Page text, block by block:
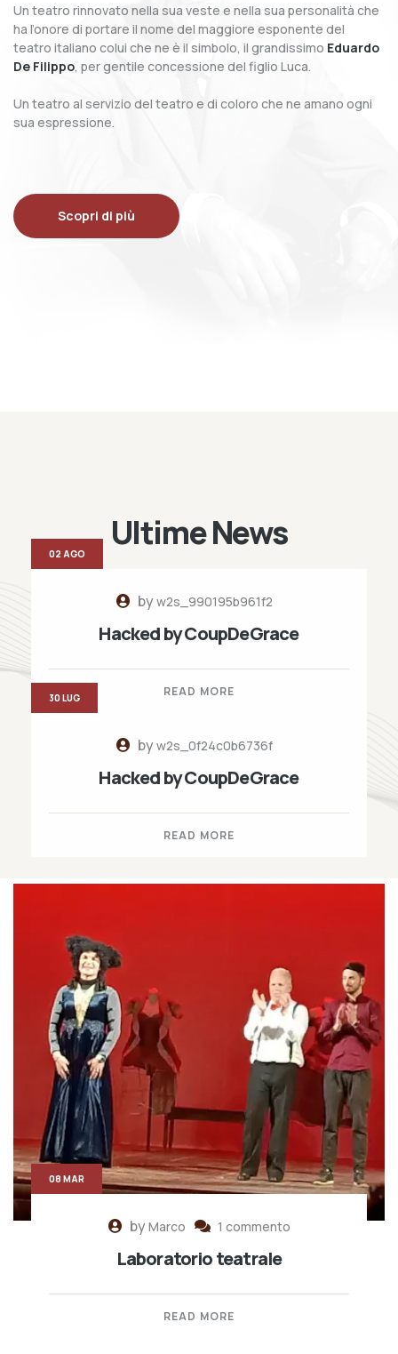
Un teatro rinnovato nella sua veste e nella sua personalità che
ha l’onore di portare il nome del maggiore esponente del
teatro italiano colui che ne è il simbolo, il grandissimo Eduardo
De Filippo, per gentile concessione del figlio Luca.
Un teatro al servizio del teatro e di coloro che ne amano ogni
sua espressione.
Scopri di più
Ultime News
byw2s_990195b961f2
Hacked by CoupDeGrace
READ MORE
02 AGO
byw2s_0f24c0b6736f
Hacked by CoupDeGrace
READ MORE
30 LUG
byMarco 1 commento
Laboratorio teatrale
READ MORE
08 MAR